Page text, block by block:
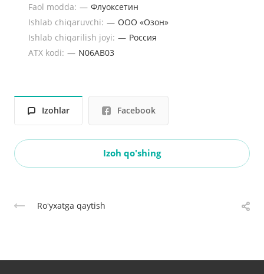
Faol modda: — Флуоксетин
Ishlab chiqaruvchi: — ООО «Озон»
Ishlab chiqarilish joyi: — Россия
ATX kodi: — N06AB03
Izohlar Facebook
Izoh qo'shing
Roʻyxatga qaytish